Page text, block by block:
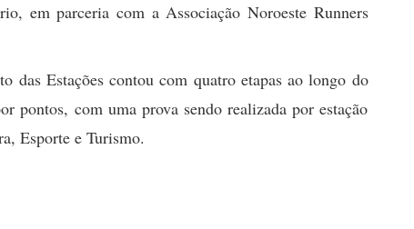
em parceria com a Associação Noroeste Runners
das Estações contou com quatro etapas ao longo do
pontos, com uma prova sendo realizada por estação
Esporte e Turismo.